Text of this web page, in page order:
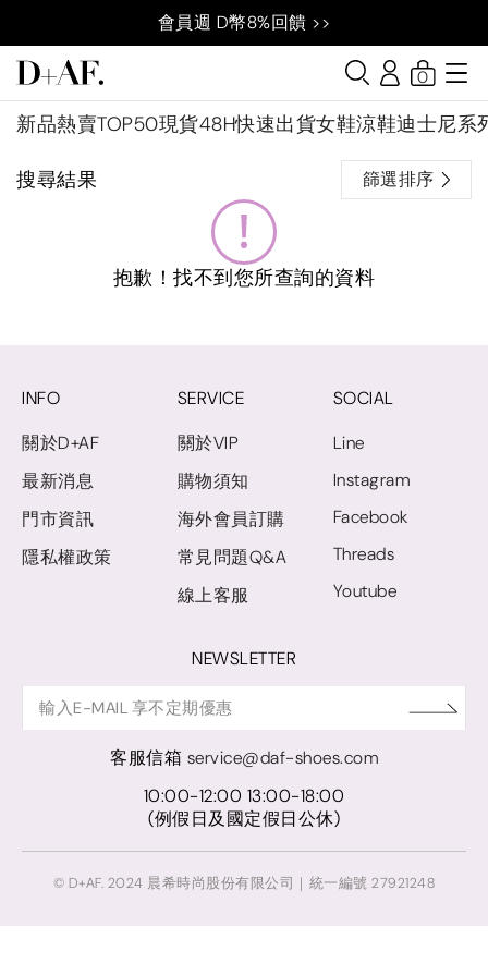
會員週 D幣8%回饋 >>
新品熱賣TOP50現貨48H快速出貨女鞋涼鞋迪士尼系
0
搜尋結果 篩選排序
抱歉！找不到您所查詢的資料
INFO
關於D+AF
最新消息
門市資訊
隱私權政策
SERVICE
關於VIP
購物須知
海外會員訂購
常見問題Q&A
線上客服
SOCIAL
Line
Instagram
Facebook
Threads
Youtube
NEWSLETTER
客服信箱 service@daf-shoes.com
10:00-12:00 13:00-18:00
(例假日及國定假日公休)
© D+AF. 2024 晨希時尚股份有限公司｜統一編號 27921248